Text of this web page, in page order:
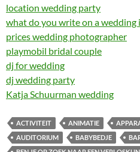
location wedding party
what do you write on a
prices wedding photographer
playmobil bridal couple
dj for wedding
dj wedding party
Katja Schuurman wedding
ACTIVITEIT ANIMATIE
AUDITORIUM
BABYBEDJE